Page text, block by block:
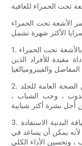
تحت الحمراء للعافية
الأشعة تحت الحمراء
1. تخفيف الألم: لقد تبين أن العلاج بالضوء الأحمر بالأشعة تحت الحمراء
مفيدة للأفراد الذين
2. صحة الجلد: يمكن أن يساعد العلاج في تحسين الصحة العامة للجلد
، وحب الشباب ،
3. استعادة العضلات: يمكن للرياضيين وعشاق اللياقة البدنية الاستفادة
لأنه يمكن أن يساعد في